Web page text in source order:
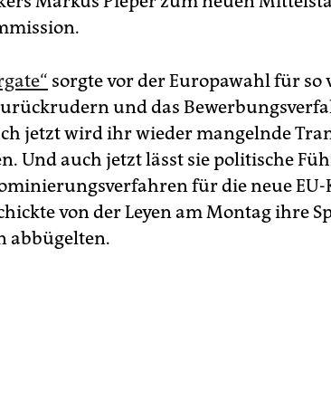
sorgte vor der Europawahl für so
und das
jetzt wird ihr wieder mangelnde
Und auch jetzt lässt sie politische
für die neue
von der Leyen am Montag ihre
abbügelten.